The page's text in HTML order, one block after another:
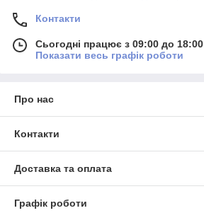
Контакти
Сьогодні працює з 09:00 до 18:00
Показати весь графік роботи
Про нас
Контакти
Доставка та оплата
Графік роботи